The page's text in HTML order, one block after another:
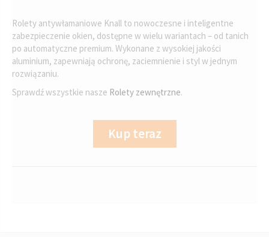
Rolety antywłamaniowe Knall to nowoczesne i inteligentne
zabezpieczenie okien, dostępne w wielu wariantach – od tanich
po automatyczne premium. Wykonane z wysokiej jakości
aluminium, zapewniają ochronę, zaciemnienie i styl w jednym
rozwiązaniu.
Sprawdź wszystkie nasze Rolety zewnętrzne.
Kup teraz